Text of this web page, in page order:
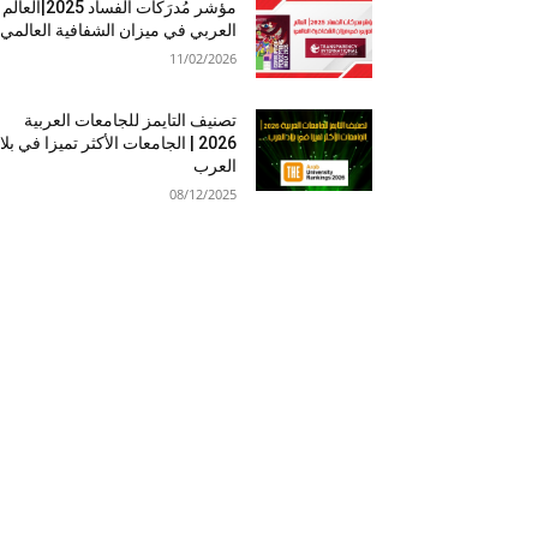
مؤشر مُدرَكات الفساد 2025|العالم
العربي في ميزان الشفافية العالمي
11/02/2026
تصنيف التايمز للجامعات العربية
2026 | الجامعات الأكثر تميزا في
العرب
08/12/2025